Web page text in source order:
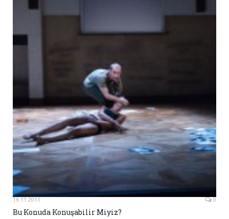
16.11.2011 0
Bu Konuda Konuşabilir Miyiz?